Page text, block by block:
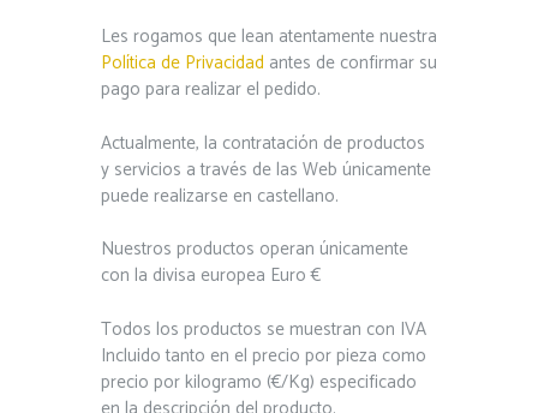
Les rogamos que lean atentamente nuestra
Política de Privacidad antes de confirmar su
pago para realizar el pedido.
Actualmente, la contratación de productos
y servicios a través de las Web únicamente
puede realizarse en castellano.
Nuestros productos operan únicamente
con la divisa europea Euro €
Todos los productos se muestran con IVA
Incluido tanto en el precio por pieza como
precio por kilogramo (€/Kg) especificado